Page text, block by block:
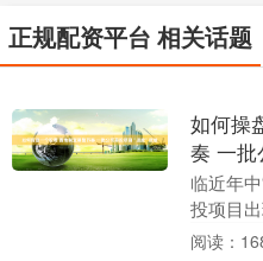
正规配资平台 相关话题
如何操
奏 一批
临近年
投项目
司：**选
阅读：